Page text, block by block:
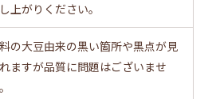
上がりください。
の大豆由来の黒い箇所や黒点が見
ますが品質に問題はございませ